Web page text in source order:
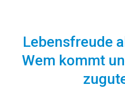
Lebensfreude
Wem kommt